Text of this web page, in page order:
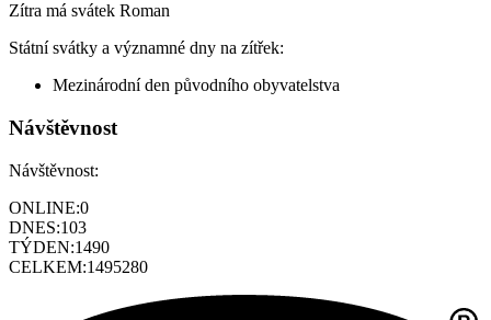
Zítra má svátek Roman
Státní svátky a významné dny na zítřek:
Mezinárodní den původního obyvatelstva
Návštěvnost
Návštěvnost:
ONLINE:0
DNES:103
TÝDEN:1490
CELKEM:1495280